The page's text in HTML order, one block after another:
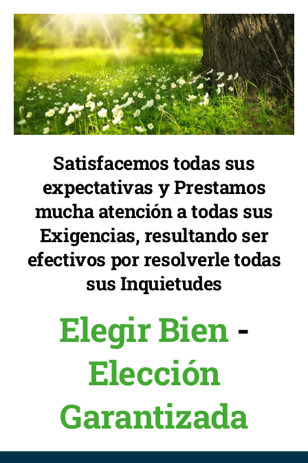
Satisfacemos todas sus
expectativas y Prestamos
mucha atención a todas sus
Exigencias, resultando ser
efectivos por resolverle todas
sus Inquietudes
Elegir Bien -
Elección
Garantizada